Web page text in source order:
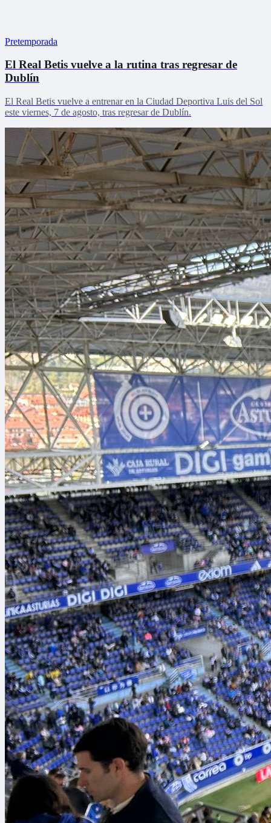
Pretemporada
El Real Betis vuelve a la rutina tras regresar de
Dublín
El Real Betis vuelve a entrenar en la Ciudad Deportiva Luis del Sol
este viernes, 7 de agosto, tras regresar de Dublín.